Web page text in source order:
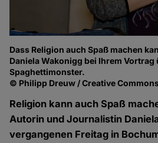
Dass Religion auch Spaß machen
Daniela Wakonigg bei Ihrem Vortrag
Spaghettimonster.
© Philipp Dreuw / Creative
Religion kann auch Spaß
Autorin und Journalistin
vergangenen Freitag in